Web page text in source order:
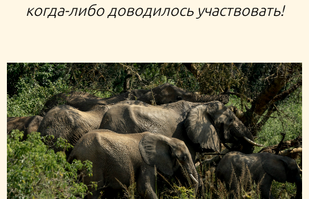
когда-либо доводилось участвовать!